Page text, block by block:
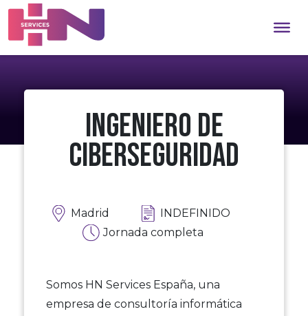
Ingeniero de
ciberseguridad
Madrid
INDEFINIDO
Jornada completa
Somos HN Services España, una
empresa de consultoría informática